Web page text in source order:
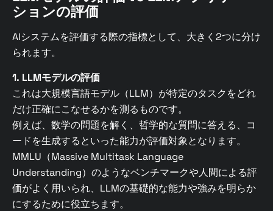
ションの評価
AIシステムを評価する際の指標として、大きく2つに分け
られます。
1. LLMモデルの評価
これは大規模言語モデル（LLM）が特定のタスクをどれ
だけ正確にこなせるかを測るものです。
例えば、数学の問題を解く、哲学的な質問に答える、コ
ードを生成するといった能力が評価対象となります。
MMLU（Massive Multitask Language
Understanding）のようなベンチマークや人間による評
価がよく用いられ、LLMの基礎的な能力や強みを明らか
にするために役立ちます。